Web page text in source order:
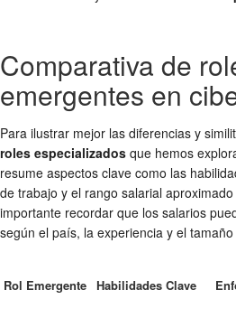
Comparativa de
emergentes en
Para ilustrar mejor las diferencias y
roles especializados que hemos
resume aspectos clave como las
de trabajo y el rango salarial
importante recordar que los salarios
según el país, la experiencia y el
Rol Emergente Habilidades Clave